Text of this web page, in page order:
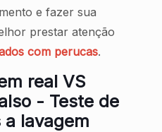
e fazer sua
prestar atenção
com perucas.
real VS
- Teste de
a lavagem